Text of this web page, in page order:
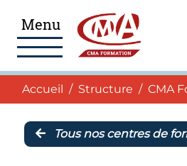
Accéder au contenu
Menu
Navigation
Accueil
Accueil Structure CMA
Tous nos centres de